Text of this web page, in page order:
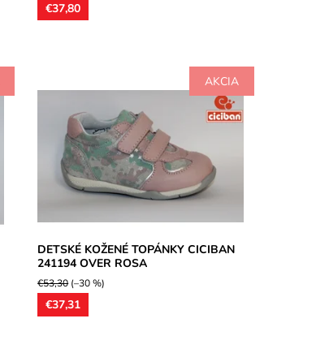
€37,80
AKCIA
Celokožené členkové detské topánky
výrobcu zo Slovinska Ciciban, perfektne
vypracované, ortopedicky vytvarované...
Dostupnosť:
Skladom
Značka:
CICIBAN
Záruka:
2 roky
DETSKÉ KOŽENÉ TOPÁNKY CICIBAN
241194 OVER ROSA
€53,30(–30 %)
€37,31